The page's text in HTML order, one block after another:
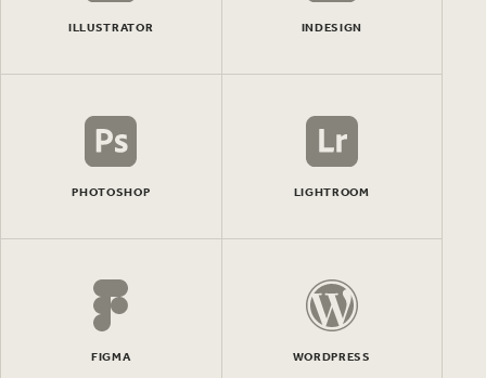
ILLUSTRATOR INDESIGN
PHOTOSHOP LIGHTROOM
FIGMA WORDPRESS